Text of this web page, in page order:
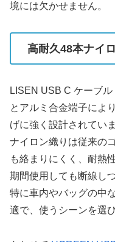
境には欠かせません。
高耐久48本ナイ
LISEN USB C ケーブ
とアルミ合金端子によ
げに強く設計されていま
ナイロン織りは従来の
も絡まりにくく、耐熱
期間使用しても断線し
特に車内やバッグの中
適で、使うシーンを選